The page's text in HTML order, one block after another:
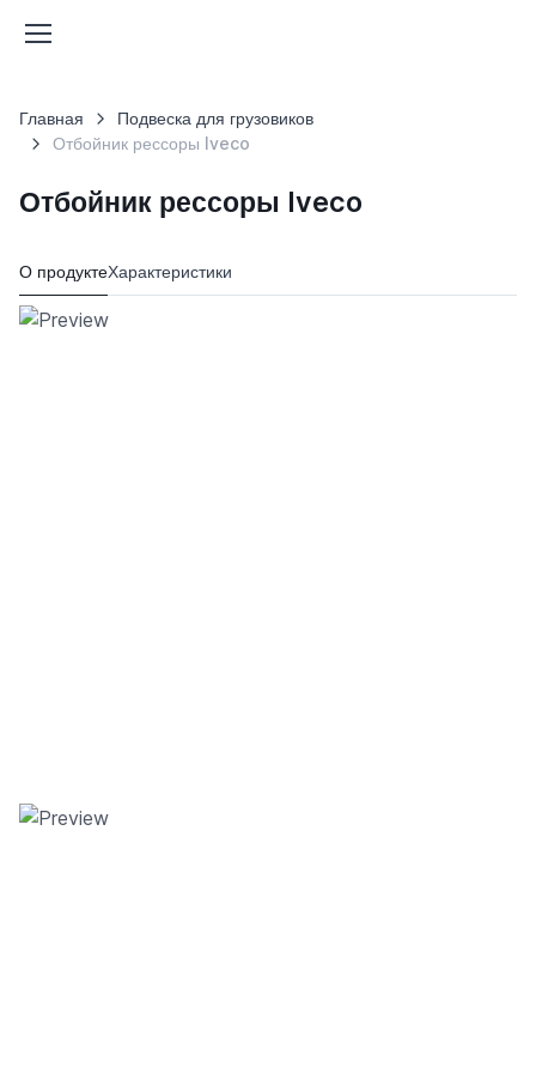
Главная
Подвеска для грузовиков
Отбойник рессоры Iveco
Отбойник рессоры Iveco
О продуктеХарактеристики